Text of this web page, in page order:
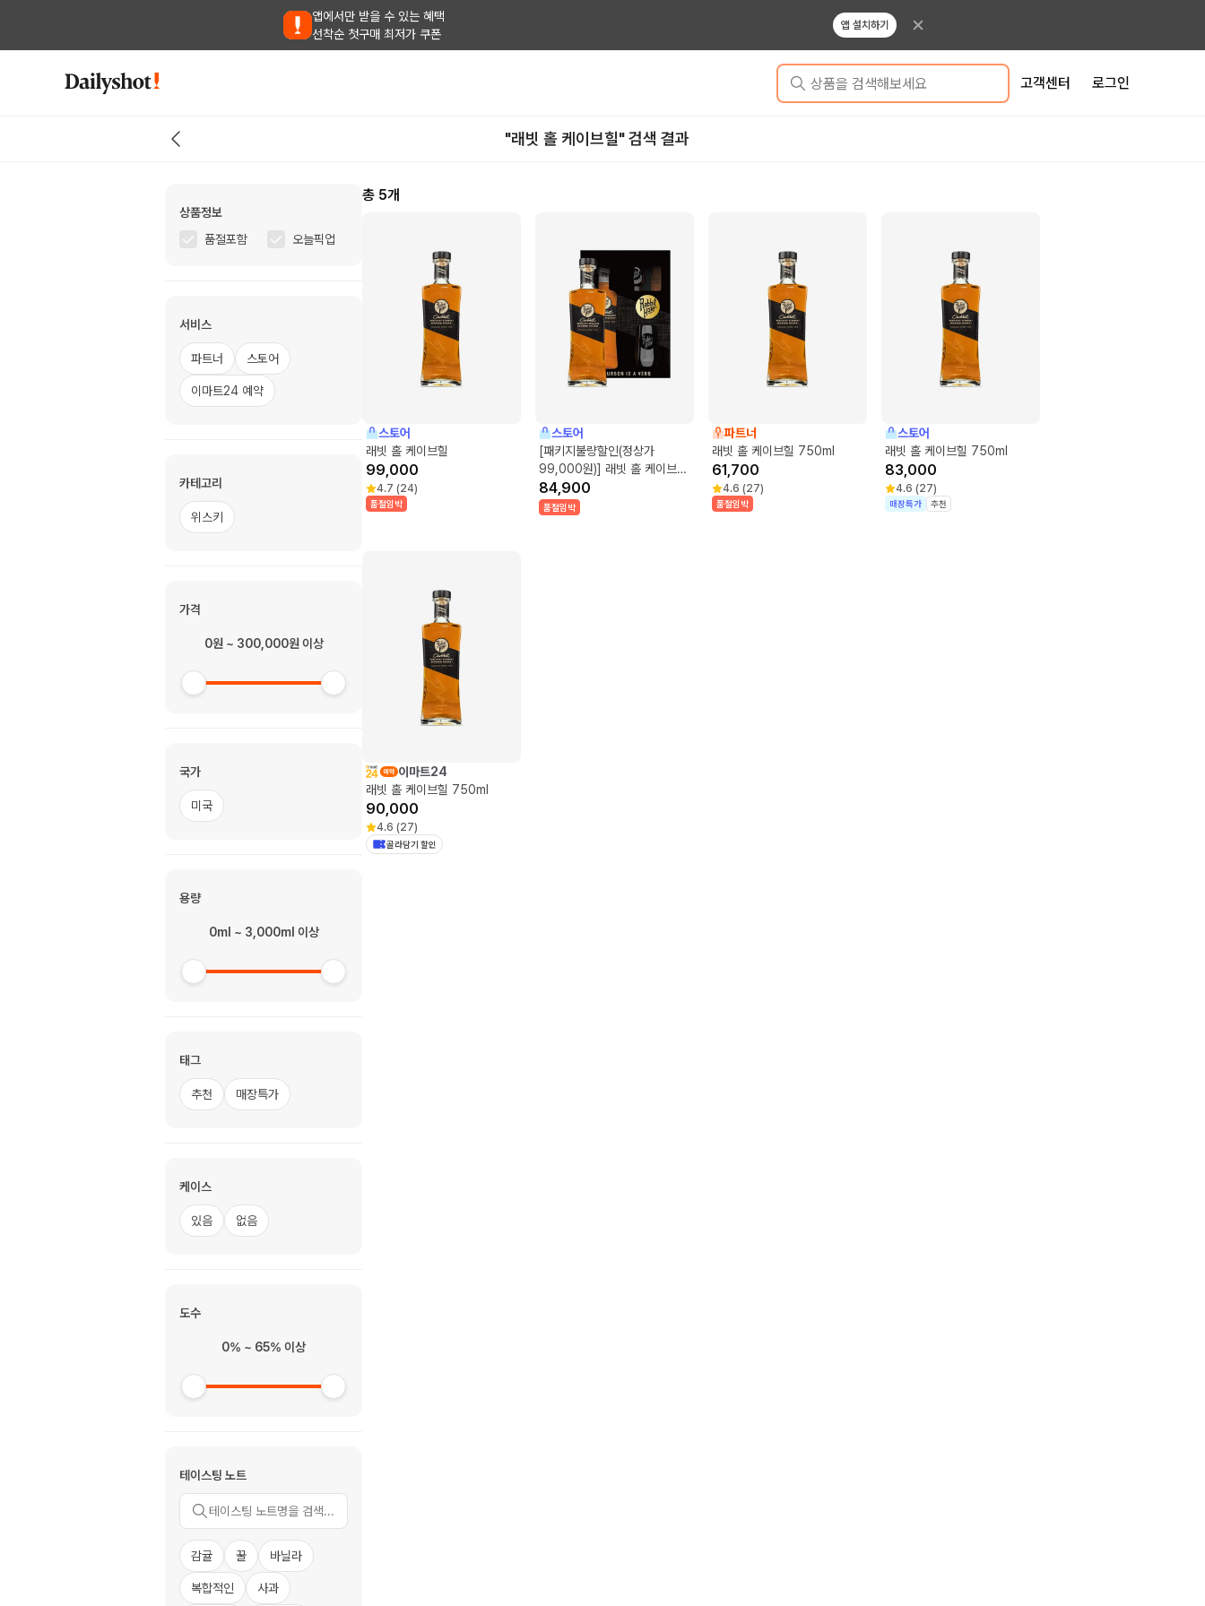
앱에서만 받을 수 있는 혜택
선착순 첫구매 최저가 쿠폰
앱 설치하기
상품을 검색해보세요 고객센터 로그인
"래빗 홀 케이브힐" 검색 결과
상품정보
품절포함
오늘픽업
서비스
파트너 스토어
이마트24 예약
카테고리
위스키
가격
0원 ~ 300,000원 이상
국가
미국
용량
0ml ~ 3,000ml 이상
태그
추천 매장특가
케이스
있음 없음
도수
0% ~ 65% 이상
테이스팅 노트
감귤 꿀 바닐라
복합적인 사과
총 5개
스토어
래빗 홀 케이브힐
99,000
4.7 (24)
품절임박
스토어
[패키지불량할인(정상가
99,000원)] 래빗 홀 케이브힐
잔 세트
84,900
품절임박
파트너
래빗 홀 케이브힐 750ml
61,700
4.6 (27)
품절임박
스토어
래빗 홀 케이브힐 750ml
83,000
4.6 (27)
매장특가 추천
이마트24
래빗 홀 케이브힐 750ml
90,000
4.6 (27)
골라담기 할인